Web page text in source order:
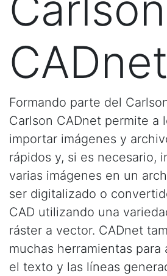
CADnet
Formando parte del
Carlson CADnet permite a
importar imágenes y
rápidos y, si es necesario,
varias imágenes en un
ser digitalizado o
CAD utilizando una
ráster a vector. CADnet
muchas herramientas para
el texto y las líneas